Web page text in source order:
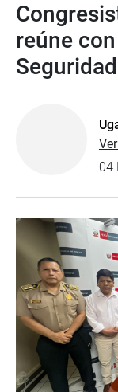
reúne
04